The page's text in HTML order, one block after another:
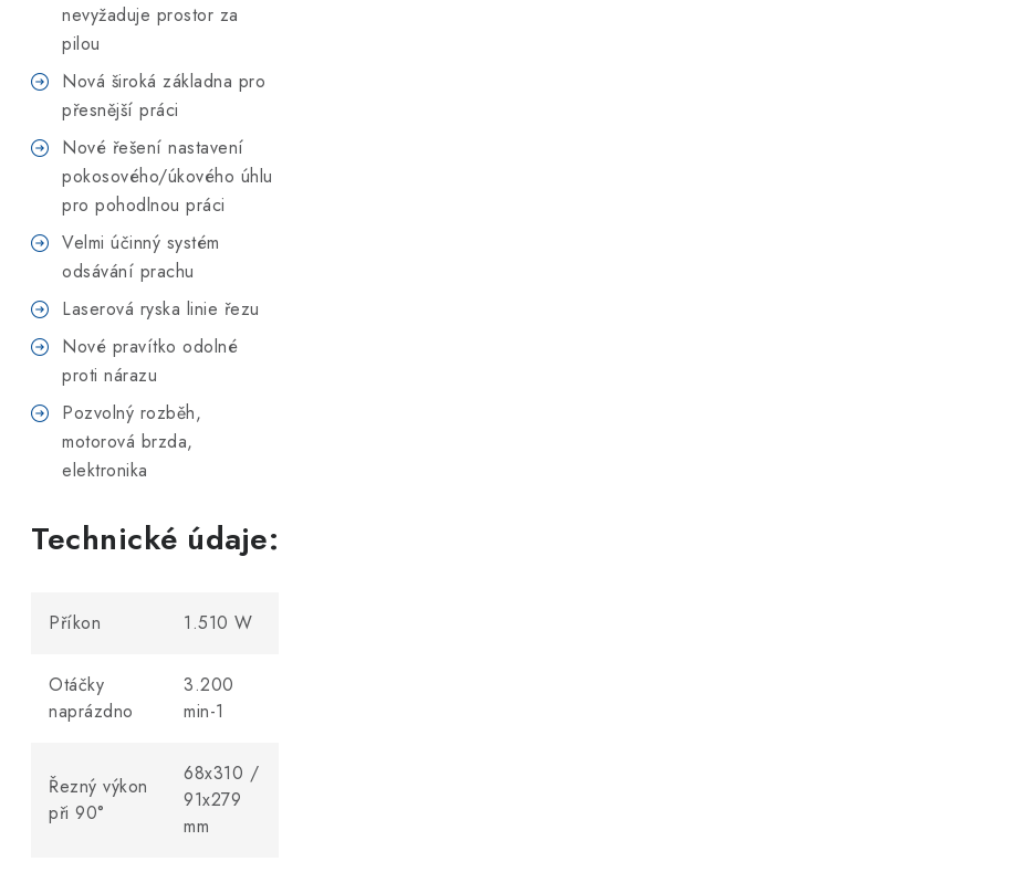
nevyžaduje prostor za
pilou
Nová široká základna pro
přesnější práci
Nové řešení nastavení
pokosového/úkového úhlu
pro pohodlnou práci
Velmi účinný systém
odsávání prachu
Laserová ryska linie řezu
Nové pravítko odolné
proti nárazu
Pozvolný rozběh,
motorová brzda,
elektronika
Technické údaje:
Příkon 1.510 W
Otáčky
naprázdno
3.200
min-1
Řezný výkon
při 90°
68x310 /
91x279
mm